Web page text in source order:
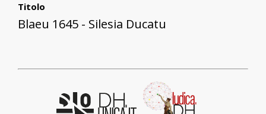
Titolo
Blaeu 1645 - Silesia Ducatu